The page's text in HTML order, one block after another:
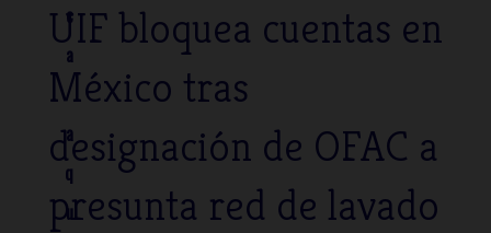
c
a
a
q
u
UIF bloquea cuentas en
México tras
designación de OFAC a
presunta red de lavado